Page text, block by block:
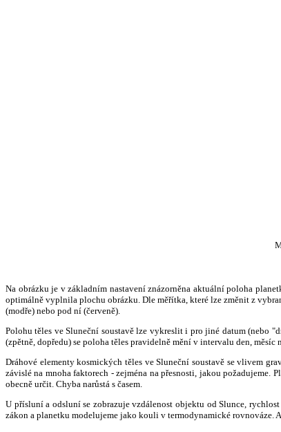
Na obrázku je v základním nastavení znázorněna aktuální poloha
optimálně vyplnila plochu obrázku. Dle měřítka, které lze změnit z
(modře) nebo pod ní (červeně).
Polohu těles ve Sluneční soustavě lze vykreslit i pro jiné datum (nebo
(zpětně, dopředu) se poloha těles pravidelně mění v intervalu den,
Dráhové elementy kosmických těles ve Sluneční soustavě se vlivem
závislé na mnoha faktorech - zejména na přesnosti, jakou
obecně určit. Chyba narůstá s časem.
U přísluní a odsluní se zobrazuje vzdálenost objektu od Slunce,
zákon a planetku modelujeme jako kouli v termodynamické rovnováze.